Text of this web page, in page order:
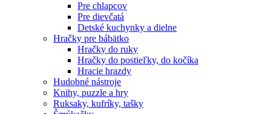
Pre chlapcov
Pre dievčatá
Detské kuchynky a dielne
Hračky pre bábätko
Hračky do ruky
Hračky do postieľky, do kočíka
Hracie hrazdy
Hudobné nástroje
Knihy, puzzle a hry
Ruksaky, kufríky, tašky